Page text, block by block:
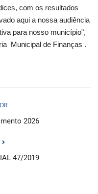
com os resultados
aqui a nossa audiência
para nosso município",
Municipal de Finanças .
2026
47/2019